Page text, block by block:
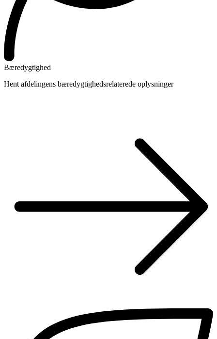
Bæredygtighed
Hent afdelingens bæredygtighedsrelaterede oplysninger